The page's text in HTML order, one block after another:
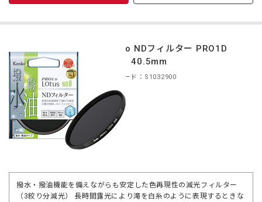
Kenko NDフィルター PRO1D
ND8 40.5mm
商品コード：S1032900
撥水・撥油機能を備えながらも安定した色再現性の減光フィルター
（3絞り分減光） 長時間露光により滝を白糸のように表現するときな